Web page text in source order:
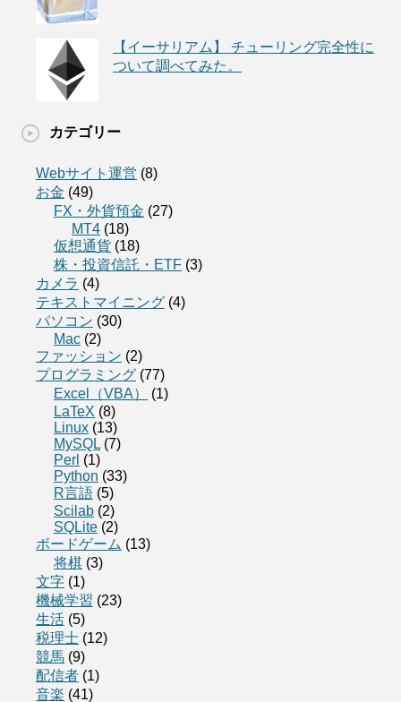
【イーサリアム】 チューリング完全性に
ついて調べてみた。
カテゴリー
Webサイト運営 (8)
お金 (49)
FX・外貨預金 (27)
MT4 (18)
仮想通貨 (18)
株・投資信託・ETF (3)
カメラ (4)
テキストマイニング (4)
パソコン (30)
Mac (2)
ファッション (2)
プログラミング (77)
Excel（VBA）
(1)
LaTeX (8)
Linux (13)
MySQL (7)
Perl (1)
Python (33)
R言語 (5)
Scilab (2)
SQLite (2)
ボードゲーム (13)
将棋 (3)
文字 (1)
機械学習 (23)
生活 (5)
税理士 (12)
競馬 (9)
配信者 (1)
音楽 (41)